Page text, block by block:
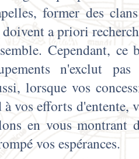
former des
doivent a priori
Cependant, ce
n'exclut
lorsque vos
vos efforts d'entente,
en vous montrant
vos espérances.